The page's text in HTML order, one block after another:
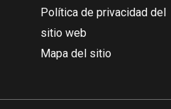
Política de privacidad del
sitio web
Mapa del sitio